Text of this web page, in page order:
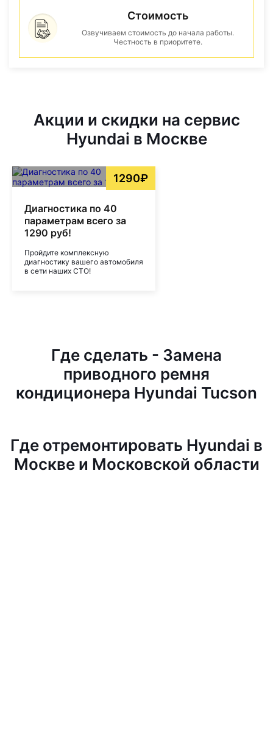
Стоимость
Озвучиваем стоимость до начала работы.
Честность в приоритете.
Акции и скидки на сервис
Hyundai в Москве
1290₽
Диагностика по 40
параметрам всего за
1290 руб!
Пройдите комплексную
диагностику вашего автомобиля
в сети наших СТО!
Где сделать - Замена
приводного ремня
кондиционера Hyundai Tucson
Где отремонтировать Hyundai в
Москве и Московской области